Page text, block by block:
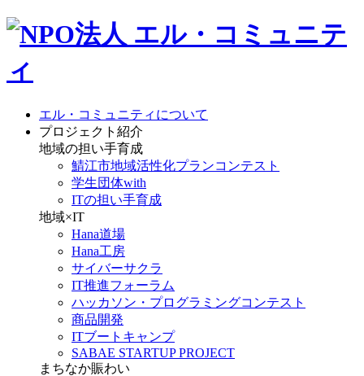
エル・コミュニティについて
プロジェクト紹介
地域の担い手育成
鯖江市地域活性化プランコンテスト
学生団体with
ITの担い手育成
地域×IT
Hana道場
Hana工房
サイバーサクラ
IT推進フォーラム
ハッカソン・プログラミングコンテスト
商品開発
ITブートキャンプ
SABAE STARTUP PROJECT
まちなか賑わい